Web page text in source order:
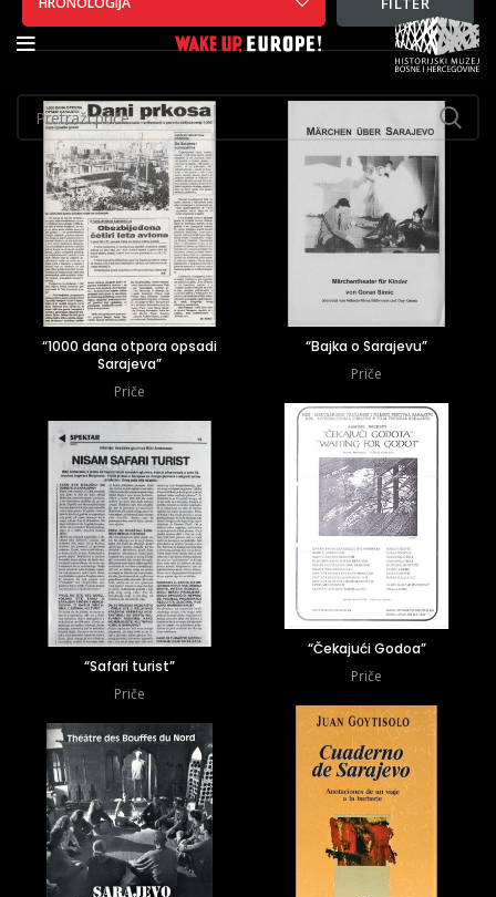
“1000 dana otpora opsadi
Sarajeva”
Priče
“Bajka o Sarajevu”
Priče
“Čekajući Godoa”
Priče
“Safari turist”
Priče